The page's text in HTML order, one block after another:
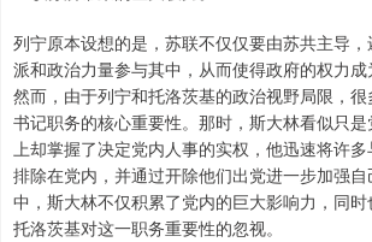
列宁原本设想的是，苏联不仅仅要由苏共主导
派和政治力量参与其中，从而使得政府的权力成
然而，由于列宁和托洛茨基的政治视野局限，
书记职务的核心重要性。那时，斯大林看似只
上却掌握了决定党内人事的实权，他迅速将许
排除在党内，并通过开除他们出党进一步加强
中，斯大林不仅积累了党内的巨大影响力，同
托洛茨基对这一职务重要性的忽视。